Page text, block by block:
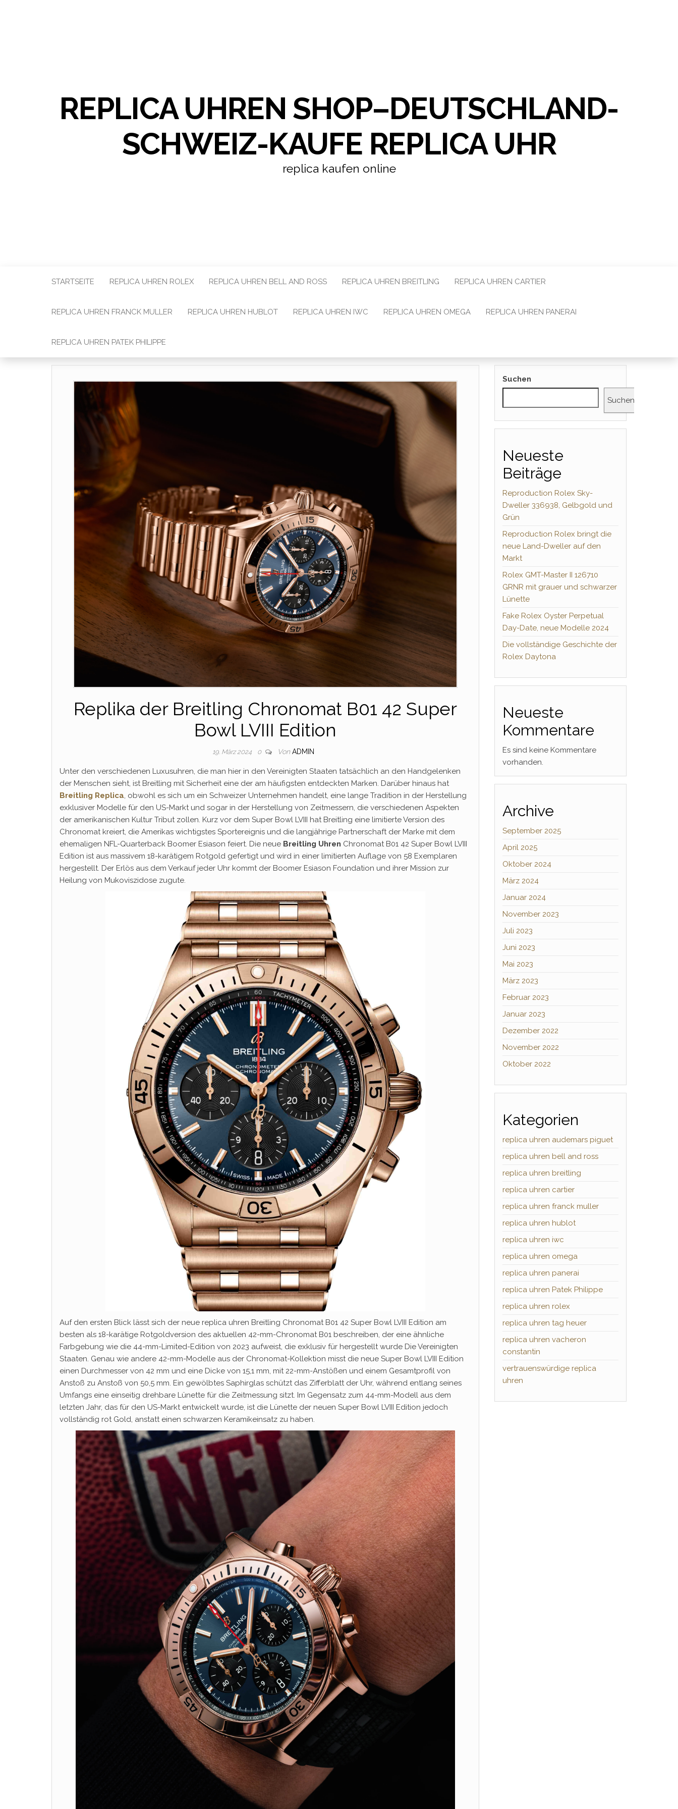
REPLICA UHREN SHOP–DEUTSCHLAND-
SCHWEIZ-KAUFE REPLICA UHR
replica kaufen online
STARTSEITE REPLICA UHREN ROLEX REPLICA UHREN BELL AND ROSS REPLICA UHREN BREITLING REPLICA UHREN CARTIER
REPLICA UHREN FRANCK MULLER REPLICA UHREN HUBLOT REPLICA UHREN IWC REPLICA UHREN OMEGA REPLICA UHREN PANERAI
REPLICA UHREN PATEK PHILIPPE
Replika der Breitling Chronomat B01 42 Super
Bowl LVIII Edition
19. März 2024 0 Von ADMIN
Unter den verschiedenen Luxusuhren, die man hier in den Vereinigten Staaten tatsächlich an den Handgelenken
der Menschen sieht, ist Breitling mit Sicherheit eine der am häufigsten entdeckten Marken. Darüber hinaus hat
Breitling Replica, obwohl es sich um ein Schweizer Unternehmen handelt, eine lange Tradition in der Herstellung
exklusiver Modelle für den US-Markt und sogar in der Herstellung von Zeitmessern, die verschiedenen Aspekten
der amerikanischen Kultur Tribut zollen. Kurz vor dem Super Bowl LVIII hat Breitling eine limitierte Version des
Chronomat kreiert, die Amerikas wichtigstes Sportereignis und die langjährige Partnerschaft der Marke mit dem
ehemaligen NFL-Quarterback Boomer Esiason feiert. Die neue Breitling Uhren Chronomat B01 42 Super Bowl LVIII
Edition ist aus massivem 18-karätigem Rotgold gefertigt und wird in einer limitierten Auflage von 58 Exemplaren
hergestellt. Der Erlös aus dem Verkauf jeder Uhr kommt der Boomer Esiason Foundation und ihrer Mission zur
Heilung von Mukoviszidose zugute.
Auf den ersten Blick lässt sich der neue replica uhren Breitling Chronomat B01 42 Super Bowl LVIII Edition am
besten als 18-karätige Rotgoldversion des aktuellen 42-mm-Chronomat B01 beschreiben, der eine ähnliche
Farbgebung wie die 44-mm-Limited-Edition von 2023 aufweist, die exklusiv für hergestellt wurde Die Vereinigten
Staaten. Genau wie andere 42-mm-Modelle aus der Chronomat-Kollektion misst die neue Super Bowl LVIII Edition
einen Durchmesser von 42 mm und eine Dicke von 15,1 mm, mit 22-mm-Anstößen und einem Gesamtprofil von
Anstoß zu Anstoß von 50,5 mm. Ein gewölbtes Saphirglas schützt das Zifferblatt der Uhr, während entlang seines
Umfangs eine einseitig drehbare Lünette für die Zeitmessung sitzt. Im Gegensatz zum 44-mm-Modell aus dem
letzten Jahr, das für den US-Markt entwickelt wurde, ist die Lünette der neuen Super Bowl LVIII Edition jedoch
vollständig rot Gold, anstatt einen schwarzen Keramikeinsatz zu haben.
Suchen
Suchen
Neueste
Beiträge
Reproduction Rolex Sky-
Dweller 336938, Gelbgold und
Grün
Reproduction Rolex bringt die
neue Land-Dweller auf den
Markt
Rolex GMT-Master II 126710
GRNR mit grauer und schwarzer
Lünette
Fake Rolex Oyster Perpetual
Day-Date, neue Modelle 2024
Die vollständige Geschichte der
Rolex Daytona
Neueste
Kommentare
Es sind keine Kommentare
vorhanden.
Archive
September 2025
April 2025
Oktober 2024
März 2024
Januar 2024
November 2023
Juli 2023
Juni 2023
Mai 2023
März 2023
Februar 2023
Januar 2023
Dezember 2022
November 2022
Oktober 2022
Kategorien
replica uhren audemars piguet
replica uhren bell and ross
replica uhren breitling
replica uhren cartier
replica uhren franck muller
replica uhren hublot
replica uhren iwc
replica uhren omega
replica uhren panerai
replica uhren Patek Philippe
replica uhren rolex
replica uhren tag heuer
replica uhren vacheron
constantin
vertrauenswürdige replica
uhren